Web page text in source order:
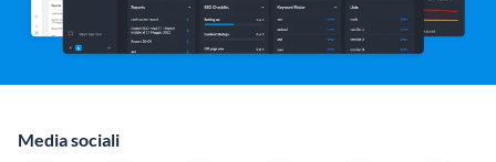
Media sociali